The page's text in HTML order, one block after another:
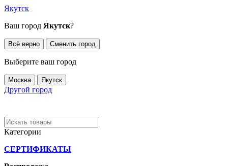
Якутск
Ваш город Якутск?
Всё верно Сменить город
Выберите ваш город
Москва Якутск
Другой город
Категории
СЕРТИФИКАТЫ